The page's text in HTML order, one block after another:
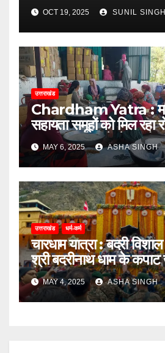
OCT 19, 2025 SUNIL SINGH
उत्तराखंड
Chardham Yatra :
सहायता समूहों को मिल रहा
स्थानीय उत्पाद से लेकर
कारोबार
MAY 6, 2025 ASHA SINGH
उत्तराखंड धर्म-कर्म
चारधाम यात्रा : बदरी
श्री बदरीनाथ धाम के
ने दीं शुभकामनाएं
MAY 4, 2025 ASHA SINGH